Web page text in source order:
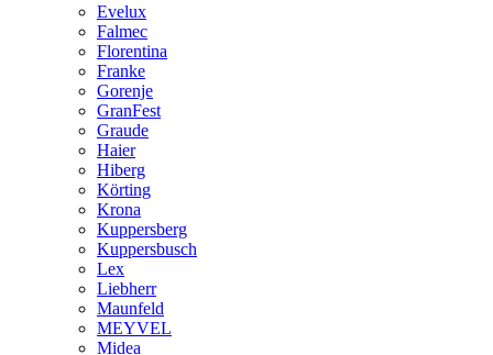
Evelux
Falmec
Florentina
Franke
Gorenje
GranFest
Graude
Haier
Hiberg
Körting
Krona
Kuppersberg
Kuppersbusch
Lex
Liebherr
Maunfeld
MEYVEL
Midea